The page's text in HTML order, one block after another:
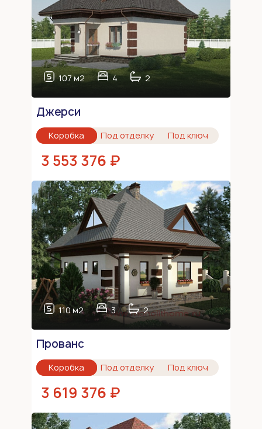
107 м2 4 2
Джерси
Коробка Под отделку Под ключ
3 553 376 ₽
110 м2 3 2
Прованс
Коробка Под отделку Под ключ
3 619 376 ₽